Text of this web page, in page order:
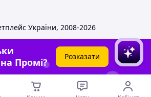
України, 2008-2026
Промі?
Розказати